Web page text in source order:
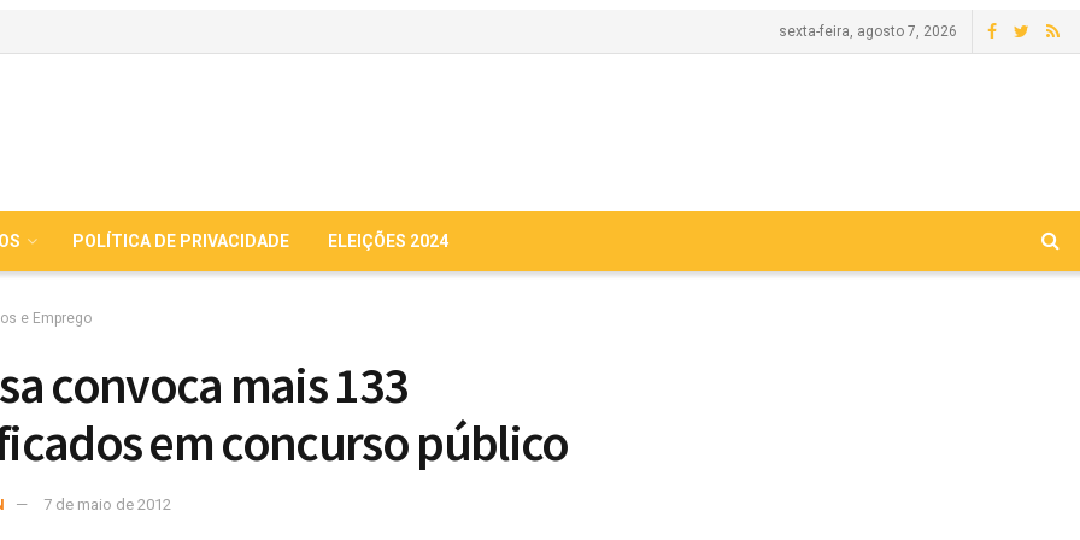
sexta-feira, agosto 7, 2026
POLÍTICA DE PRIVACIDADE ELEIÇÕES 2024
e Emprego
convoca mais 133
em concurso público
7 de maio de 2012